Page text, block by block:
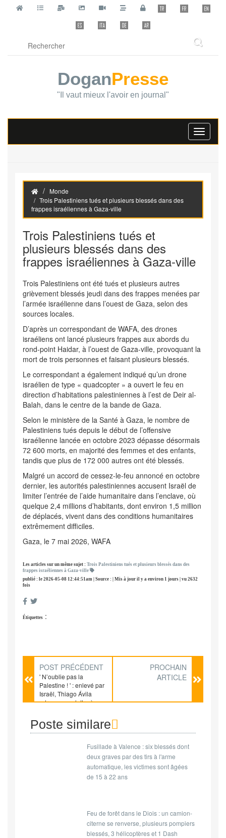
DoganPresse
"Il vaut mieux l'avoir en journal"
Toggle
Monde
Trois Palestiniens tués et plusieurs blessés dans des
frappes israéliennes à Gaza-ville
Trois Palestiniens tués et
plusieurs blessés dans des
frappes israéliennes à Gaza-ville
Trois Palestiniens ont été tués et plusieurs autres
grièvement blessés jeudi dans des frappes menées par
l’armée israélienne dans l’ouest de Gaza, selon des
sources locales.
D’après un correspondant de WAFA, des drones
israéliens ont lancé plusieurs frappes aux abords du
rond-point Haidar, à l’ouest de Gaza-ville, provoquant la
mort de trois personnes et faisant plusieurs blessés.
Le correspondant a également indiqué qu’un drone
israélien de type « quadcopter » a ouvert le feu en
direction d’habitations palestiniennes à l’est de Deir al-
Balah, dans le centre de la bande de Gaza.
Selon le ministère de la Santé à Gaza, le nombre de
Palestiniens tués depuis le début de l’offensive
israélienne lancée en octobre 2023 dépasse désormais
72 600 morts, en majorité des femmes et des enfants,
tandis que plus de 172 000 autres ont été blessés.
Malgré un accord de cessez-le-feu annoncé en octobre
dernier, les autorités palestiniennes accusent Israël de
limiter l’entrée de l’aide humanitaire dans l’enclave, où
quelque 2,4 millions d’habitants, dont environ 1,5 million
de déplacés, vivent dans des conditions humanitaires
extrêmement difficiles.
Gaza, le 7 mai 2026, WAFA
Les articles sur un même sujet : Trois Palestiniens tués et plusieurs blessés dans des
frappes israéliennes à Gaza-ville
publié : le 2026-05-08 12:44:51am | Source : | Mis à jour il y a environ 1 jours | vu 2632
fois
Étiquettes :
POST PRÉCÉDENT
' N’oublie pas la
Palestine ! ' : enlevé par
Israël, Thiago Ávila
adresse une lettre à sa
PROCHAIN
ARTICLE
Poste similare
Fusillade à Valence : six blessés dont
deux graves par des tirs à l'arme
automatique, les victimes sont âgées
de 15 à 22 ans
Feu de forêt dans le Diois : un camion-
citerne se renverse, plusieurs pompiers
blessés, 3 hélicoptères et 1 Dash